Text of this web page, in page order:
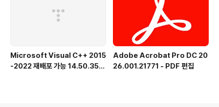
Microsoft Visual C++ 2015
-2022 재배포 가능 14.50.356
Adobe Acrobat Pro DC 20
26.001.21771 - PDF 편집